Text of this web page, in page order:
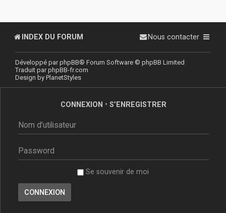
INDEX DU FORUM Nous contacter
Développé parphpBB® Forum Software © phpBB Limited
Traduit parphpBB-fr.com
Design by PlanetStyles
CONNEXION • S’ENREGISTRER
Se souvenir de moi